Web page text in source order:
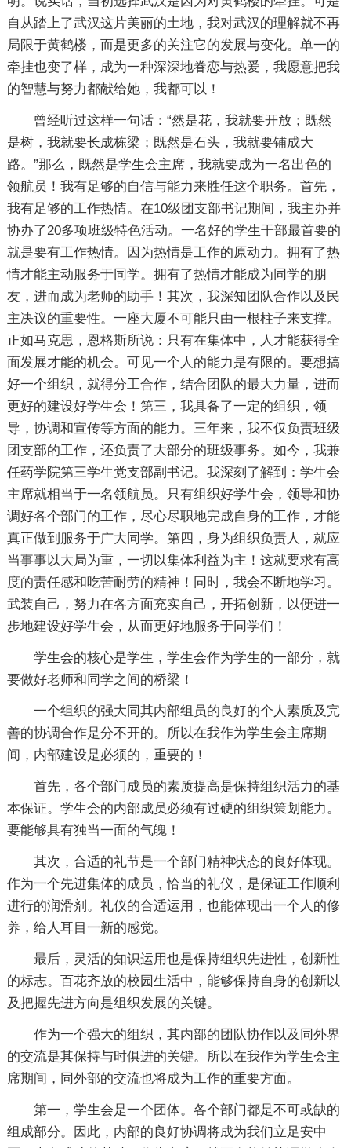
自从踏上了武汉这片美丽的土地，我对武汉的理解就不再
局限于黄鹤楼，而是更多的关注它的发展与变化。单一的
牵挂也变了样，成为一种深深地眷恋与热爱，我愿意把我
的智慧与努力都献给她，我都可以！
曾经听过这样一句话：“然是花，我就要开放；既然
是树，我就要长成栋梁；既然是石头，我就要铺成大
路。”那么，既然是学生会主席，我就要成为一名出色的
领航员！我有足够的自信与能力来胜任这个职务。首先，
我有足够的工作热情。在10级团支部书记期间，我主办并
协办了20多项班级特色活动。一名好的学生干部最首要的
就是要有工作热情。因为热情是工作的原动力。拥有了热
情才能主动服务于同学。拥有了热情才能成为同学的朋
友，进而成为老师的助手！其次，我深知团队合作以及民
主决议的重要性。一座大厦不可能只由一根柱子来支撑。
正如马克思，恩格斯所说：只有在集体中，人才能获得全
面发展才能的机会。可见一个人的能力是有限的。要想搞
好一个组织，就得分工合作，结合团队的最大力量，进而
更好的建设好学生会！第三，我具备了一定的组织，领
导，协调和宣传等方面的能力。三年来，我不仅负责班级
团支部的工作，还负责了大部分的班级事务。如今，我兼
任药学院第三学生党支部副书记。我深刻了解到：学生会
主席就相当于一名领航员。只有组织好学生会，领导和协
调好各个部门的工作，尽心尽职地完成自身的工作，才能
真正做到服务于广大同学。第四，身为组织负责人，就应
当事事以大局为重，一切以集体利益为主！这就要求有高
度的责任感和吃苦耐劳的精神！同时，我会不断地学习。
武装自己，努力在各方面充实自己，开拓创新，以便进一
步地建设好学生会，从而更好地服务于同学们！
学生会的核心是学生，学生会作为学生的一部分，就
要做好老师和同学之间的桥梁！
一个组织的强大同其内部组员的良好的个人素质及完
善的协调合作是分不开的。所以在我作为学生会主席期
间，内部建设是必须的，重要的！
首先，各个部门成员的素质提高是保持组织活力的基
本保证。学生会的内部成员必须有过硬的组织策划能力。
要能够具有独当一面的气魄！
其次，合适的礼节是一个部门精神状态的良好体现。
作为一个先进集体的成员，恰当的礼仪，是保证工作顺利
进行的润滑剂。礼仪的合适运用，也能体现出一个人的修
养，给人耳目一新的感觉。
最后，灵活的知识运用也是保持组织先进性，创新性
的标志。百花齐放的校园生活中，能够保持自身的创新以
及把握先进方向是组织发展的关键。
作为一个强大的组织，其内部的团队协作以及同外界
的交流是其保持与时俱进的关键。所以在我作为学生会主
席期间，同外部的交流也将成为工作的重要方面。
第一，学生会是一个团体。各个部门都是不可或缺的
组成部分。因此，内部的良好协调将成为我们立足安中